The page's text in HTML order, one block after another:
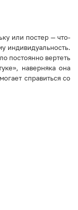
или постер — что-
индивидуальность.
постоянно вертеть
наверняка она
справиться со